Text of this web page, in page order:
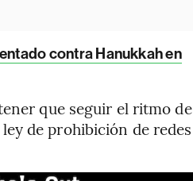
contra Hanukkah en
que seguir el ritmo de
de prohibición de redes